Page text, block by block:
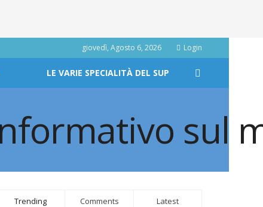
giovedì, Agosto 6, 2026 Login
LE VARIE SPECIALITÀ DEL SUP
Trending Comments Latest